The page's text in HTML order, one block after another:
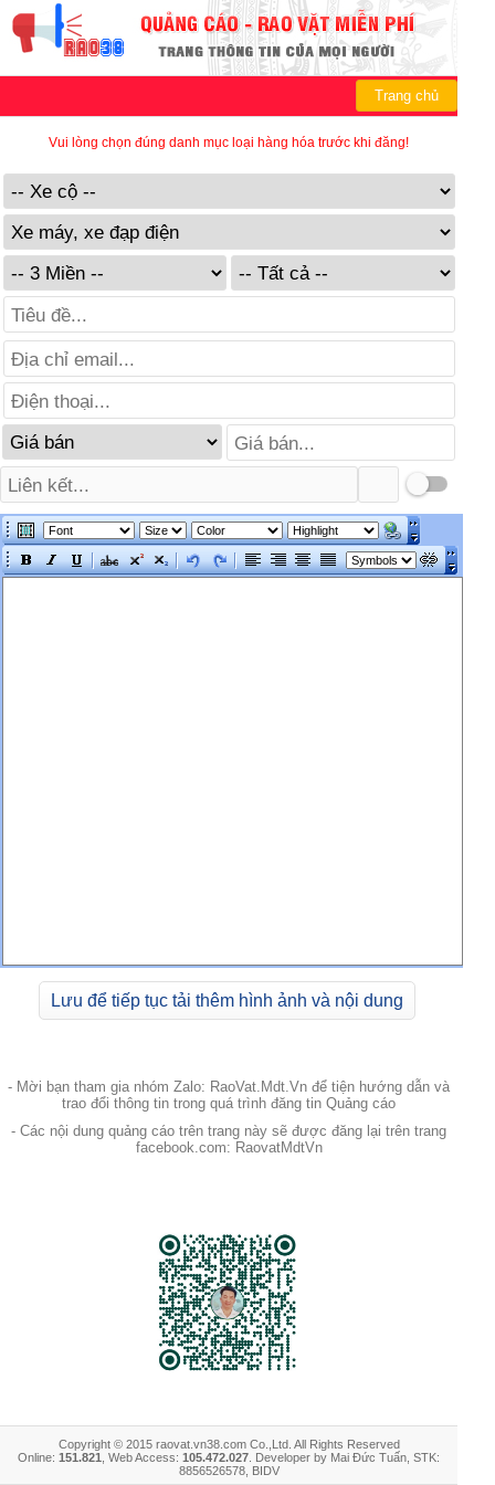
Trang chủ
Vui lòng chọn đúng danh mục loại hàng hóa trước khi đăng!
Lưu để tiếp tục tải thêm hình ảnh và nội dung
- Mời bạn tham gia nhóm Zalo: RaoVat.Mdt.Vn để tiện hướng dẫn và
trao đổi thông tin trong quá trình đăng tin Quảng cáo
- Các nội dung quảng cáo trên trang này sẽ được đăng lại trên trang
facebook.com: RaovatMdtVn
Copyright © 2015 raovat.vn38.com Co.,Ltd. All Rights Reserved
Online: 151.821 , Web Access: 105.472.027 . Developer by Mai Đức Tuấn, STK:
8856526578, BIDV